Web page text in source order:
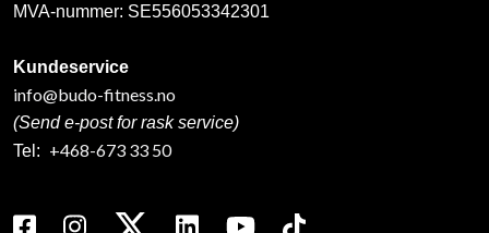
MVA-nummer: SE556053342301
Kundeservice
info@budo-fitness.no
(Send e-post for rask service)
Tel: +468-673 33 50